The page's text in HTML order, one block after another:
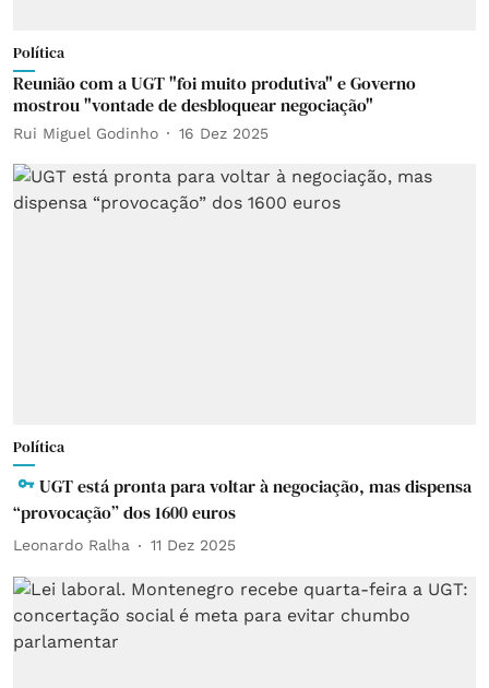
Política
Reunião com a UGT "foi muito produtiva" e Governo
mostrou "vontade de desbloquear negociação"
Rui Miguel Godinho 16 Dez 2025
Política
UGT está pronta para voltar à negociação, mas dispensa
“provocação” dos 1600 euros
Leonardo Ralha 11 Dez 2025